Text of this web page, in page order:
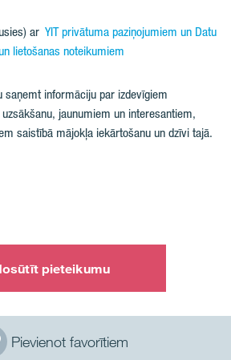
Pievienot favorītiem
ar YIT privātuma paziņojumiem un Datu
lietošanas noteikumiem
saņemt informāciju par izdevīgiem
jaunumiem un interesantiem,
saistībā mājokļa iekārtošanu un dzīvi tajā.
pieteikumu